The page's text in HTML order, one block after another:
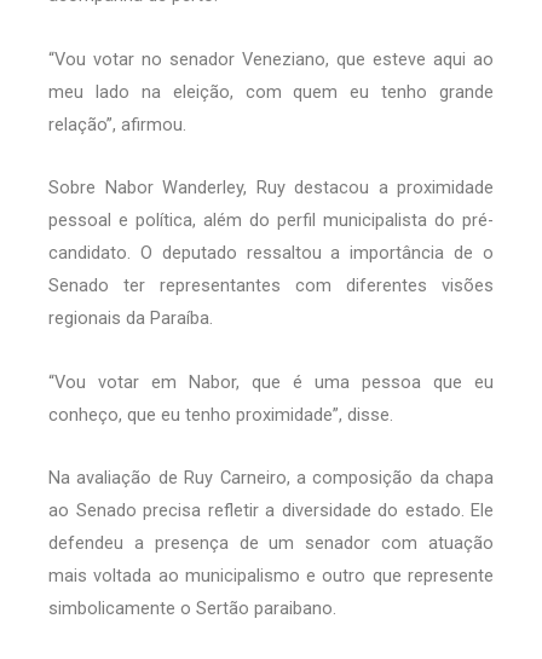
“Vou votar no senador Veneziano, que esteve aqui ao
meu lado na eleição, com quem eu tenho grande
relação”, afirmou.
Sobre Nabor Wanderley, Ruy destacou a proximidade
pessoal e política, além do perfil municipalista do pré-
candidato. O deputado ressaltou a importância de o
Senado ter representantes com diferentes visões
regionais da Paraíba.
“Vou votar em Nabor, que é uma pessoa que eu
conheço, que eu tenho proximidade”, disse.
Na avaliação de Ruy Carneiro, a composição da chapa
ao Senado precisa refletir a diversidade do estado. Ele
defendeu a presença de um senador com atuação
mais voltada ao municipalismo e outro que represente
simbolicamente o Sertão paraibano.